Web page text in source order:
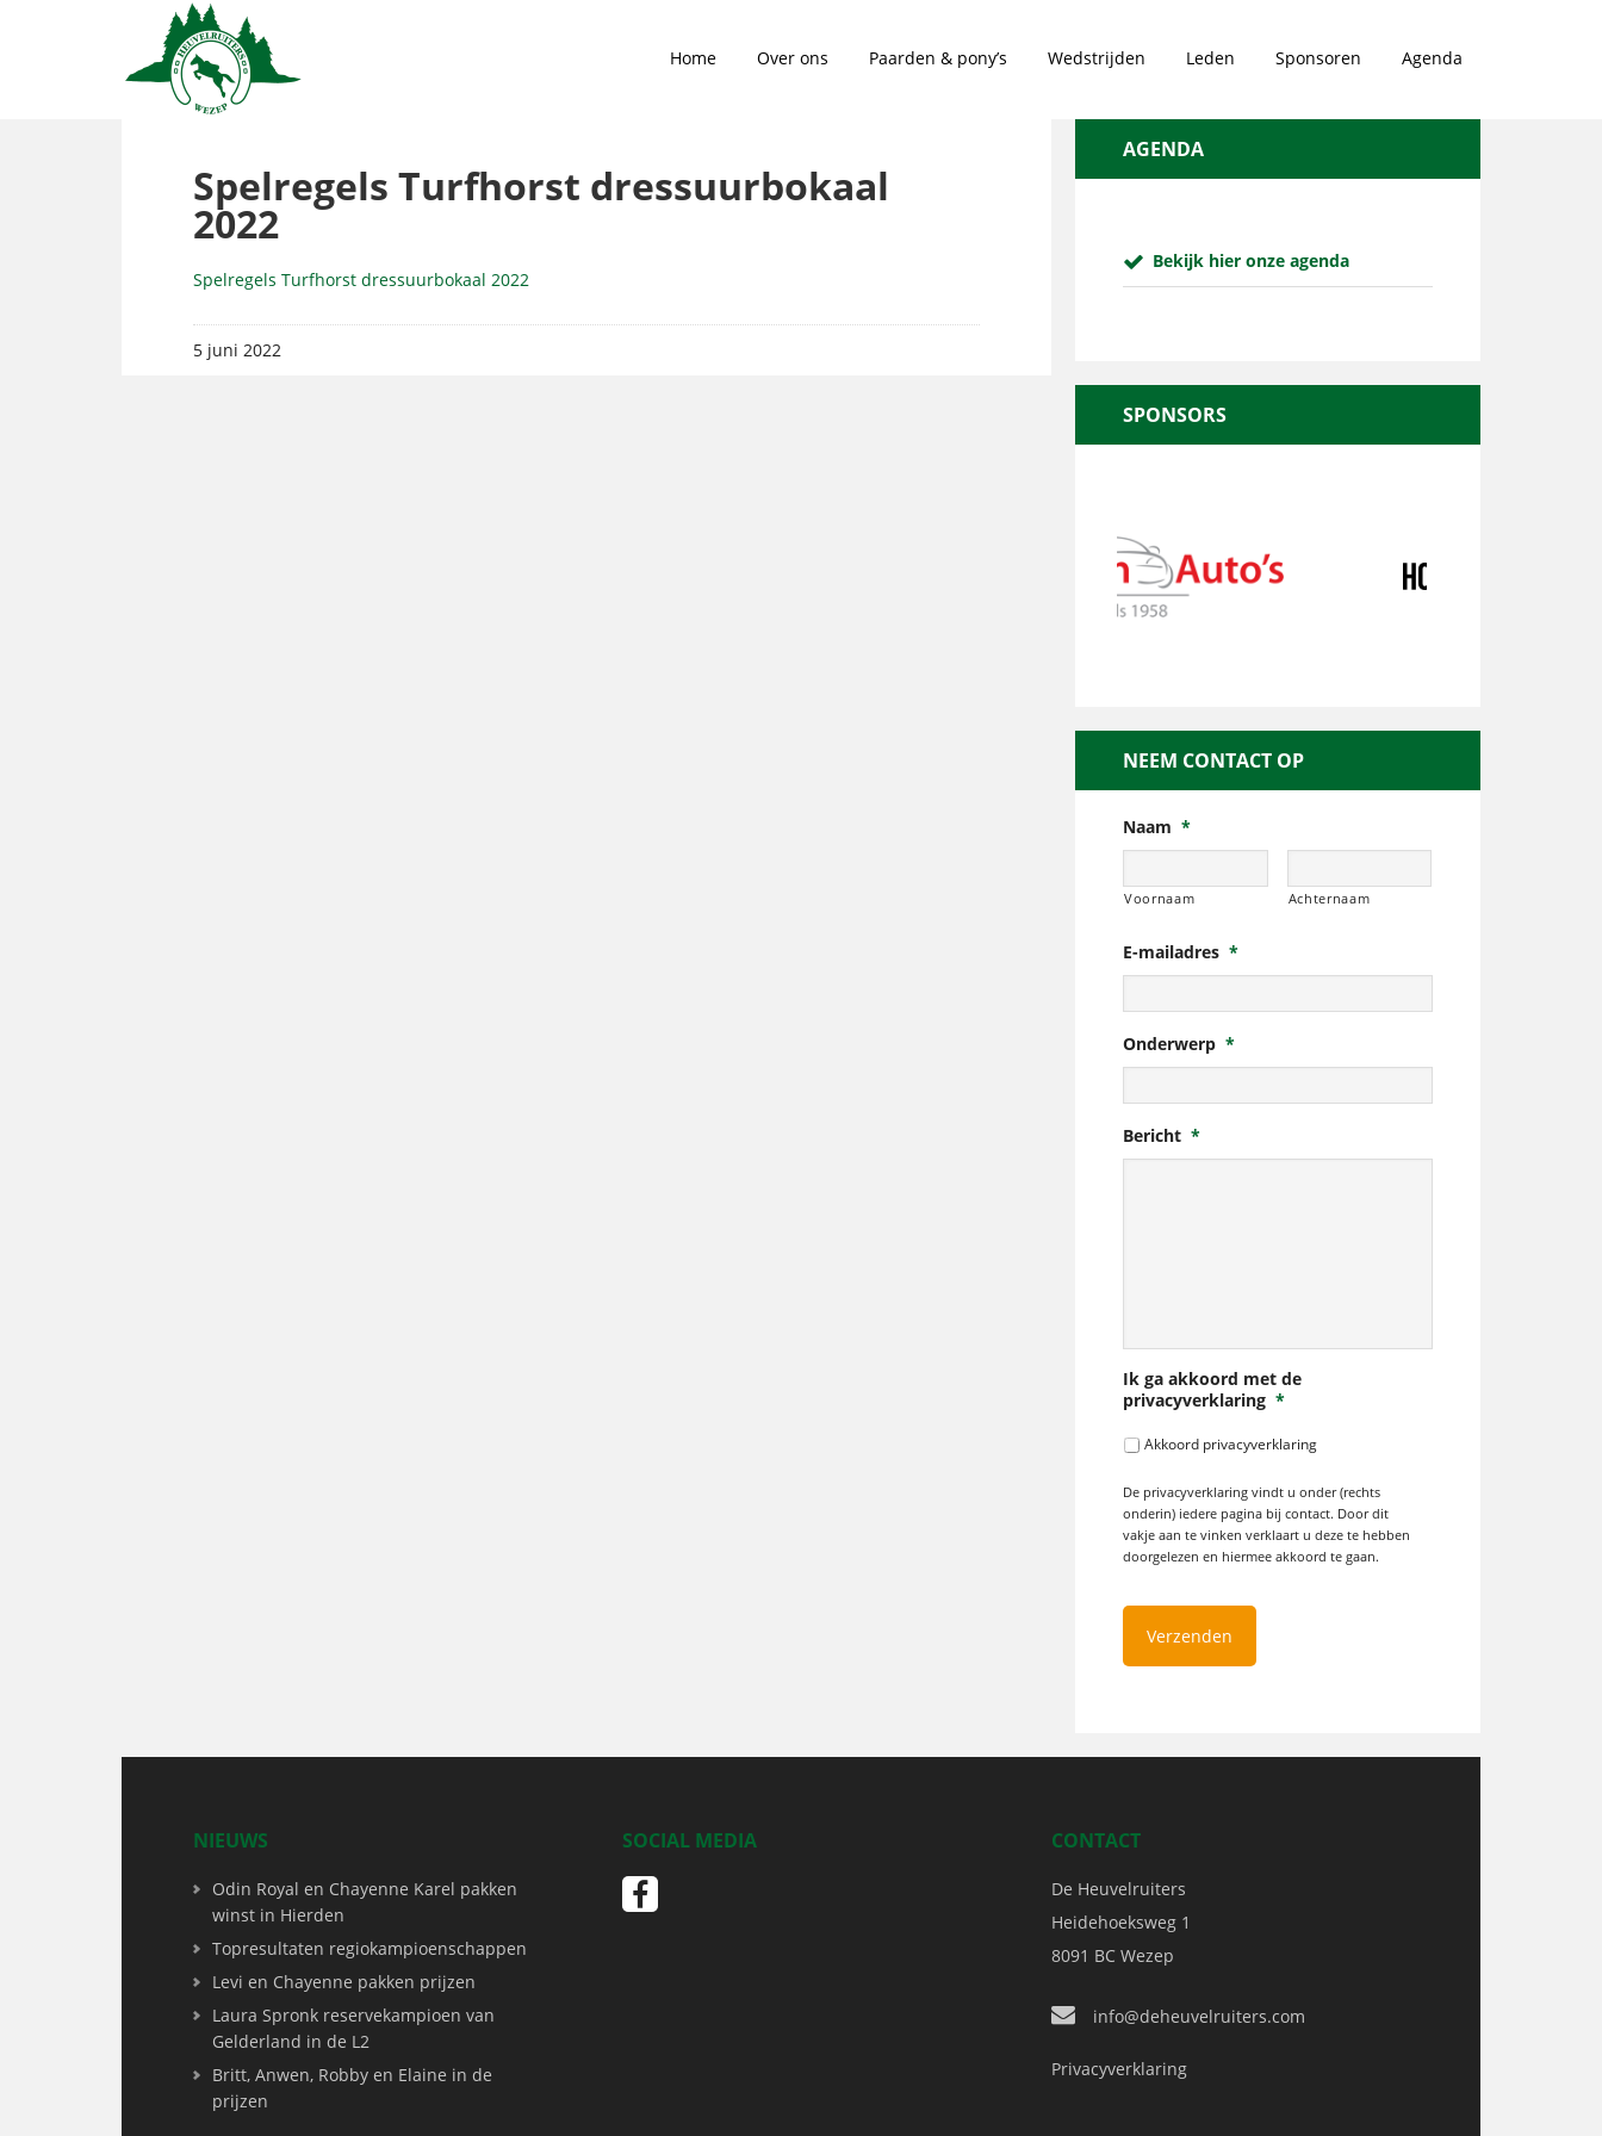
Home Over ons Paarden & pony’s Wedstrijden Leden Sponsoren Agenda
Spelregels Turfhorst dressuurbokaal
2022
Spelregels Turfhorst dressuurbokaal 2022
5 juni 2022
AGENDA
Bekijk hier onze agenda
SPONSORS
NEEM CONTACT OP
Naam *
Voornaam Achternaam
E-mailadres *
Onderwerp *
Bericht *
Ik ga akkoord met de
privacyverklaring *
Akkoord privacyverklaring
De privacyverklaring vindt u onder (rechts
onderin) iedere pagina bij contact. Door dit
vakje aan te vinken verklaart u deze te hebben
doorgelezen en hiermee akkoord te gaan.
NIEUWS
Odin Royal en Chayenne Karel pakken
winst in Hierden
Topresultaten regiokampioenschappen
Levi en Chayenne pakken prijzen
Laura Spronk reservekampioen van
Gelderland in de L2
Britt, Anwen, Robby en Elaine in de
prijzen
SOCIAL MEDIA CONTACT
De Heuvelruiters
Heidehoeksweg 1
8091 BC Wezep
info@deheuvelruiters.com
Privacyverklaring